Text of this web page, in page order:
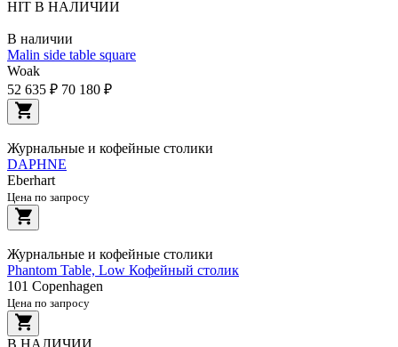
HIT В НАЛИЧИИ
В наличии
Malin side table square
Woak
52 635 ₽ 70 180 ₽
Журнальные и кофейные столики
DAPHNE
Eberhart
Цена по запросу
Журнальные и кофейные столики
Phantom Table, Low Кофейный столик
101 Copenhagen
Цена по запросу
В НАЛИЧИИ